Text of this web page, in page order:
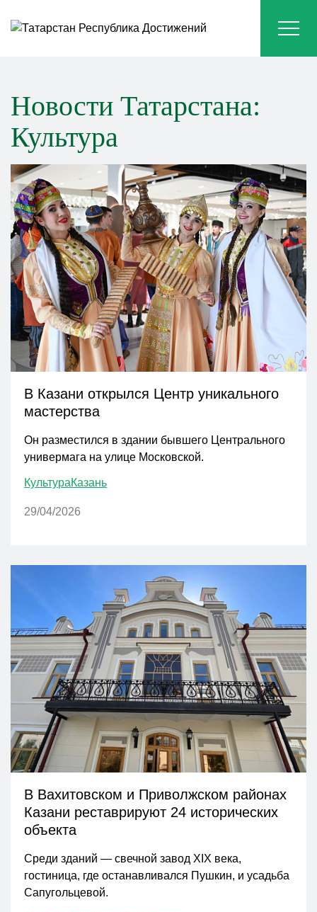
Новости Татарстана:
Культура
В Казани открылся Центр уникального
мастерства
Он разместился в здании бывшего Центрального
универмага на улице Московской.
КультураКазань
29/04/2026
В Вахитовском и Приволжском районах
Казани реставрируют 24 исторических
объекта
Среди зданий — свечной завод XIX века,
гостиница, где останавливался Пушкин, и усадьба
Сапугольцевой.